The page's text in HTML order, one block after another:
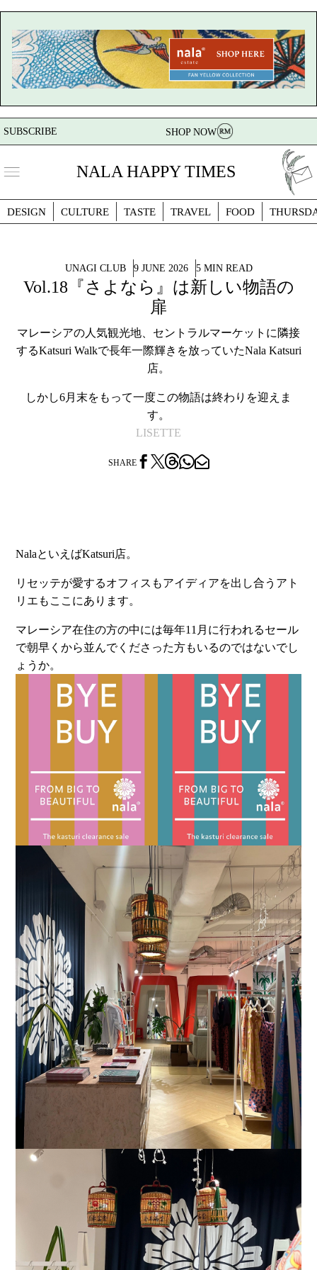
SUBSCRIBE SHOP NOW
NALA HAPPY TIMES
DESIGN CULTURE TASTE TRAVEL FOOD
UNAGI CLUB 9 JUNE 2026 5 MIN READ
Vol.18『さよなら』は新しい物語の
扉
マレーシアの人気観光地、セントラルマーケットに隣接
するKatsuri Walkで長年一際輝きを放っていたNala Katsuri
店。
しかし6月末をもって一度この物語は終わりを迎えま
す。
LISETTE
SHARE  
NalaといえばKatsuri店。
リセッテが愛するオフィスもアイディアを出し合うアト
リエもここにあります。
マレーシア在住の方の中には毎年11月に行われるセール
で朝早くから並んでくださった方もいるのではないでし
ょうか。